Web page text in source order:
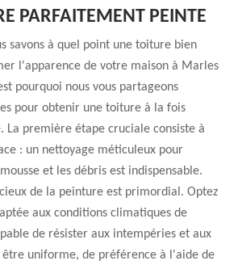
PARFAITEMENT PEINTE
savons à quel point une toiture bien
l'apparence de votre maison à Marles
pourquoi nous vous partageons
pour obtenir une toiture à la fois
La première étape cruciale consiste à
: un nettoyage méticuleux pour
et les débris est indispensable.
de la peinture est primordial. Optez
aux conditions climatiques de
de résister aux intempéries et aux
être uniforme, de préférence à l'aide de